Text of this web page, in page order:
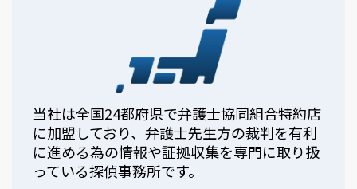
当社は全国24都府県で弁護士協同組合特約店
に加盟しており、弁護士先生方の裁判を有利
に進める為の情報や証拠収集を専門に取り扱
っている探偵事務所です。